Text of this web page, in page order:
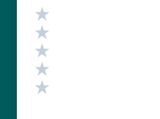
Valutazione